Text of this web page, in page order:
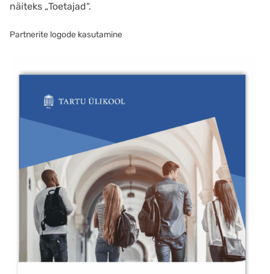
näiteks „Toetajad“.
Partnerite logode kasutamine